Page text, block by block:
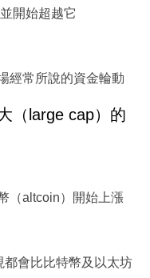
開始超越它
經常所說的資金輪動
（large cap）的
（altcoin）開始上漲
會比比特幣及以太坊